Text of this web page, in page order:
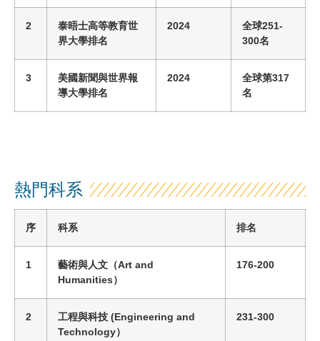
2
泰晤士高等教育世
界大學排名
2024 全球251-
300名
3
美國新聞與世界報
導大學排名
2024 全球第317
名
熱門科系
序 科系 排名
1 藝術與人文 （Art and
Humanities）
176-200
2 工程與科技 (Engineering and
Technology）
231-300